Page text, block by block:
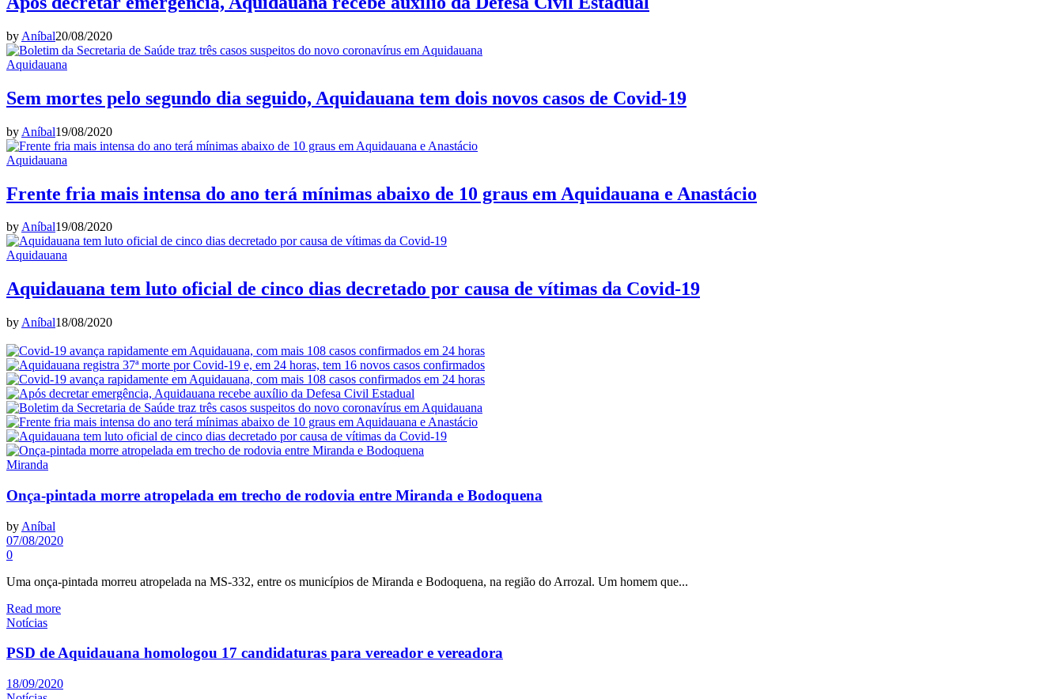
by Aníbal20/08/2020
Aquidauana
Sem mortes pelo segundo dia seguido, Aquidauana tem dois novos casos de Covid-19
by Aníbal19/08/2020
Aquidauana
Frente fria mais intensa do ano terá mínimas abaixo de 10 graus em Aquidauana e Anastácio
byAníbal19/08/2020
Aquidauana
Aquidauana tem luto oficial de cinco dias decretado por causa de vítimas da Covid-19
by Aníbal18/08/2020
Miranda
Onça-pintada morre atropelada em trecho de rodovia entre Miranda e Bodoquena
by Aníbal
07/08/2020
0
Uma onça-pintada morreu atropelada na MS-332, entre os municípios de Miranda e Bodoquena, na região do Arrozal. Um homem que...
Read more
Notícias
PSD de Aquidauana homologou 17 candidaturas para vereador e vereadora
18/09/2020